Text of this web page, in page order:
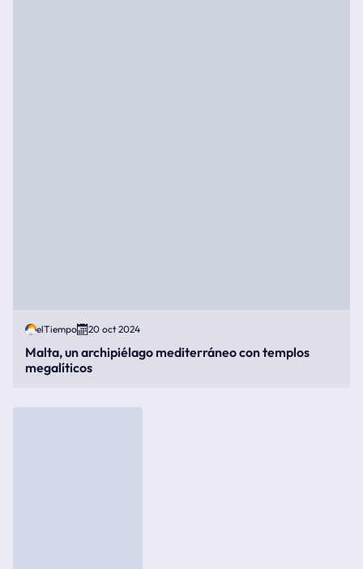
elTiempo 20 oct 2024
Malta, un archipiélago mediterráneo con templos
megalíticos